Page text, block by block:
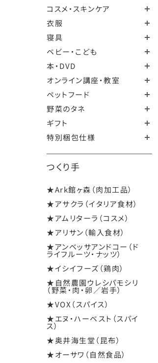
コスメ・スキンケア
衣服
寝具
ベビー・こども
本・DVD
オンライン講座・教室
ペットフード
野菜のタネ
ギフト
特別梱包仕様
つくり手
★Ark館ヶ森（肉加工品）
★アサクラ（イタリア食材）
★アムリターラ（コスメ）
★アリサン（輸入食材）
★アンベッサアンドコー（ド
ライフルーツ・ナッツ）
★イシイフーズ（鶏肉）
★自然農園ウレシパモシリ
（野菜・肉・卵／岩手）
★VOX（スパイス）
★エヌ・ハーベスト（スパイ
ス）
★奥井海生堂（昆布）
★オーサワ（自然食品）